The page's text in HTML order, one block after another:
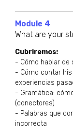
Module 4
What are your
Cubriremos:
- Cómo hablar de
- Cómo contar
experiencias
- Gramática:
(conectores)
- Palabras que
incorrecta